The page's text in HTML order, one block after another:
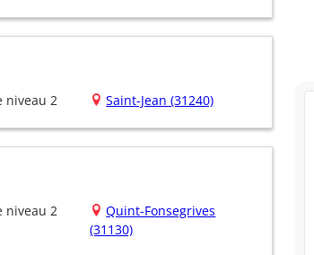
2 Saint-Jean (31240)
2
Quint-Fonsegrives
(31130)